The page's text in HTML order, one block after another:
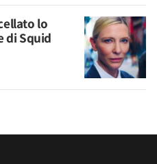
lo
di Squid